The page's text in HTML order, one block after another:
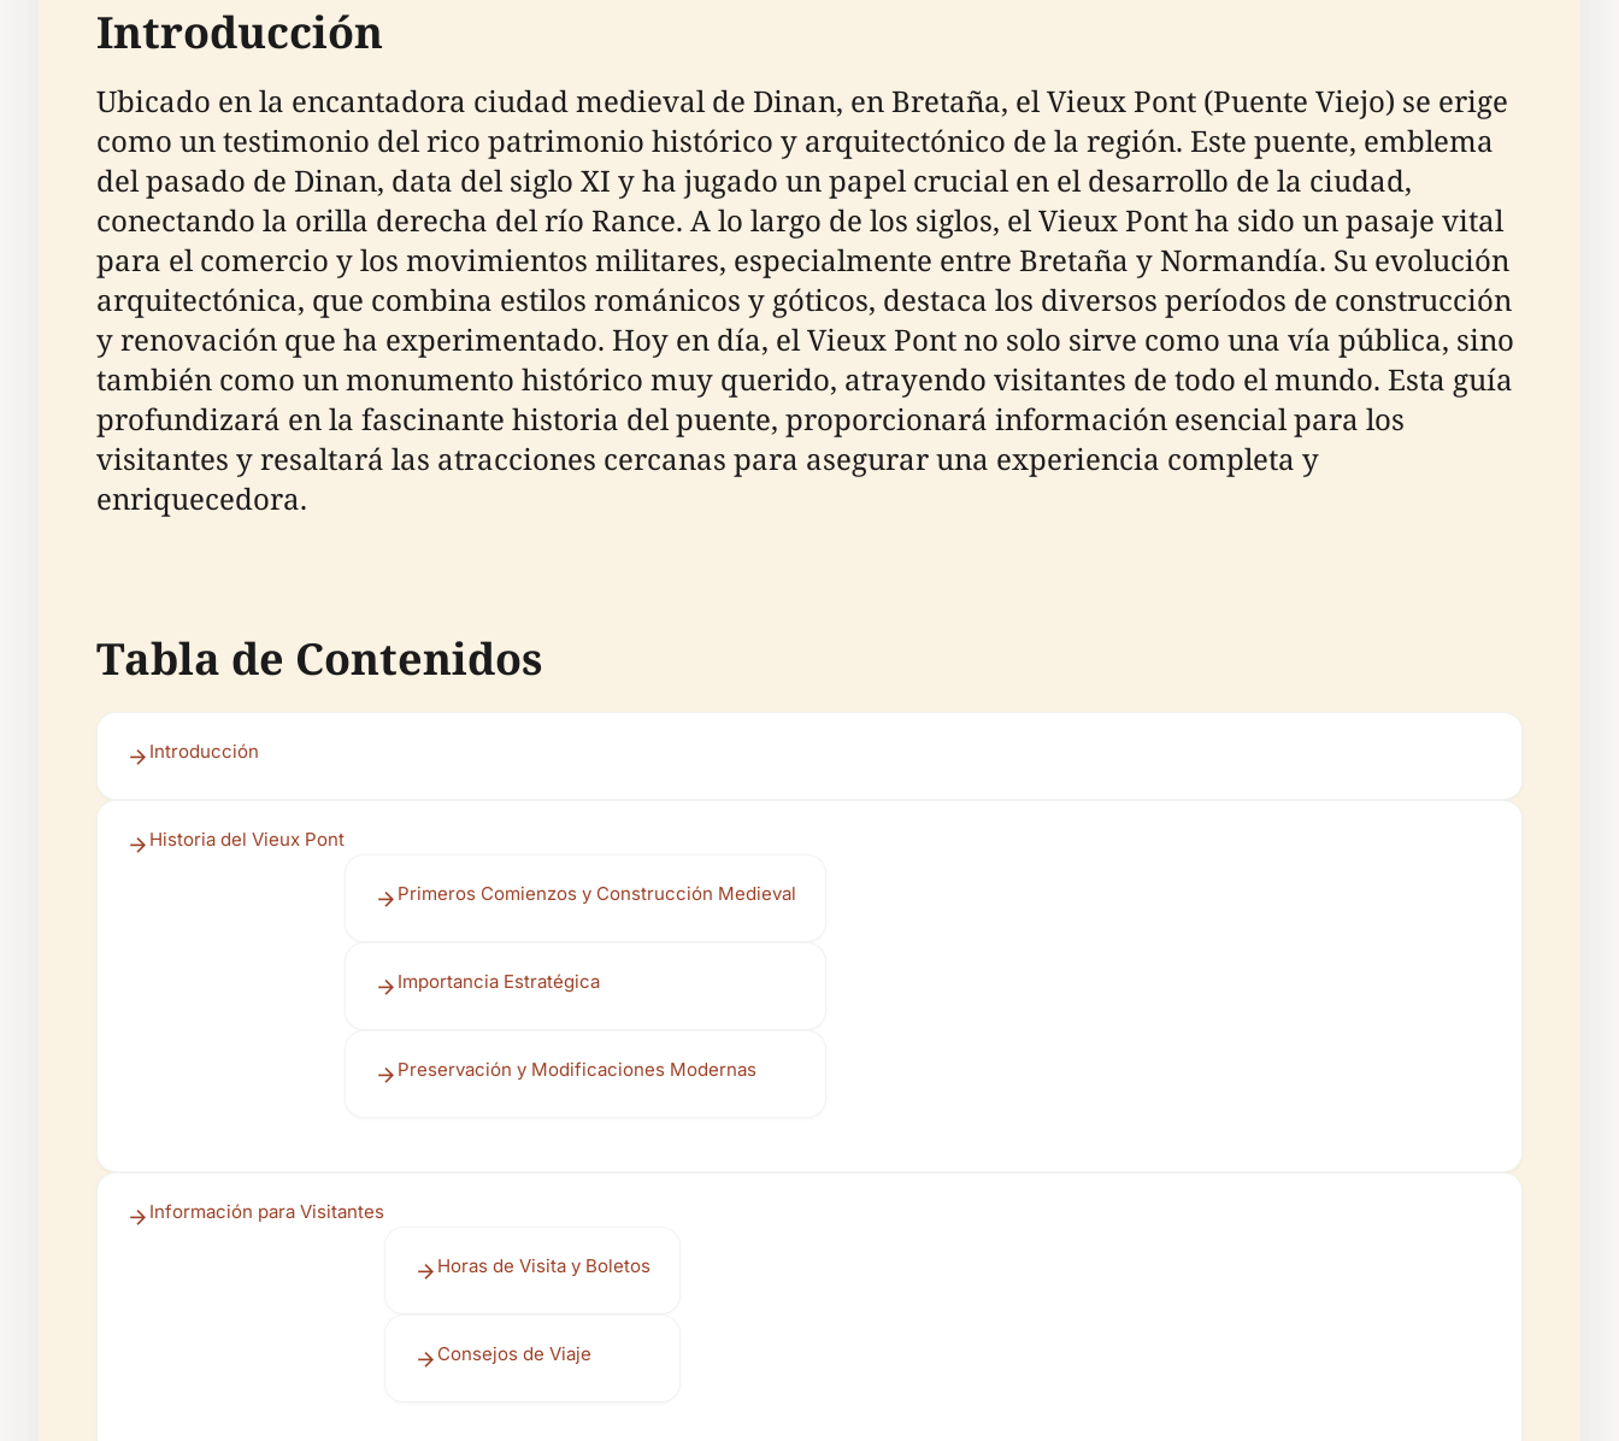
Introducción
Ubicado en la encantadora ciudad medieval de Dinan, en Bretaña, el Vieux Pont (Puente Viejo) se erige
como un testimonio del rico patrimonio histórico y arquitectónico de la región. Este puente, emblema
del pasado de Dinan, data del siglo XI y ha jugado un papel crucial en el desarrollo de la ciudad,
conectando la orilla derecha del río Rance. A lo largo de los siglos, el Vieux Pont ha sido un pasaje vital
para el comercio y los movimientos militares, especialmente entre Bretaña y Normandía. Su evolución
arquitectónica, que combina estilos románicos y góticos, destaca los diversos períodos de construcción
y renovación que ha experimentado. Hoy en día, el Vieux Pont no solo sirve como una vía pública, sino
también como un monumento histórico muy querido, atrayendo visitantes de todo el mundo. Esta guía
profundizará en la fascinante historia del puente, proporcionará información esencial para los
visitantes y resaltará las atracciones cercanas para asegurar una experiencia completa y
enriquecedora.
Tabla de Contenidos
Introducción
Historia del Vieux Pont
Primeros Comienzos y Construcción Medieval
Importancia Estratégica
Preservación y Modificaciones Modernas
Información para Visitantes
Horas de Visita y Boletos
Consejos de Viaje